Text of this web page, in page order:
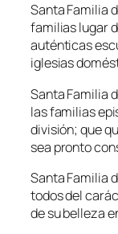
Santa Familia
familias lugar
auténticas
iglesias
Santa Familia
las familias
división; que
sea pronto
Santa Familia
todos del
de su belleza